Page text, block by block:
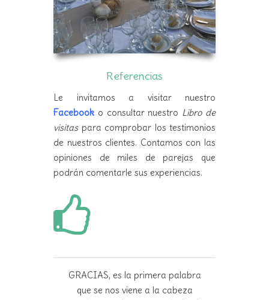
Referencias
Le invitamos a visitar nuestro
Facebook o consultar nuestro Libro de
visitaspara comprobar los testimonios
de nuestros clientes. Contamos con las
opiniones de miles de parejas que
podrán comentarle sus experiencias.
GRACIAS, es la primera palabra
que se nos viene a la cabeza